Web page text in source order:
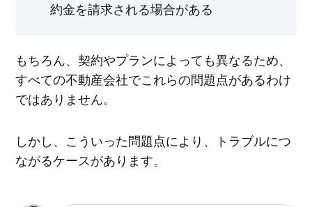
約金を請求される場合がある
もちろん、契約やプランによっても異なるため、
すべての不動産会社でこれらの問題点があるわけ
ではありません。
しかし、こういった問題点により、トラブルにつ
ながるケースがあります。